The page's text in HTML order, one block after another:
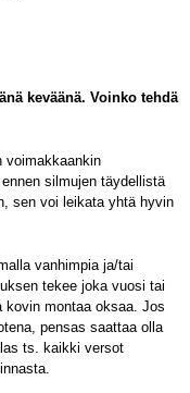
keväänä. Voinko tehdä
voimakkaankin
silmujen täydellistä
sen voi leikata yhtä hyvin
vanhimpia ja/tai
tekee joka vuosi tai
kovin montaa oksaa. Jos
pensas saattaa olla
ts. kaikki versot